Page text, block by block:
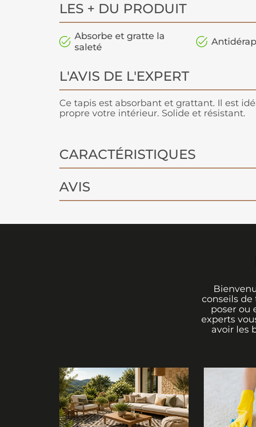
LES + DU PRODUIT
Absorbe et gratte la
saleté
L'AVIS DE L'EXPERT
Ce tapis est absorbant et grattant. Il est
propre votre intérieur. Solide et résistant.
CARACTÉRISTIQUES
AVIS
conseils de
poser ou
experts
avoir les